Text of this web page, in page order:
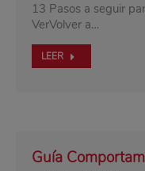
13 Pasos a seguir
VerVolver a…
LEER
Guía